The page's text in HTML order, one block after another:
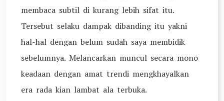
membaca subtil di kurang lebih sifat itu.
Tersebut selaku dampak dibanding itu yakni
hal-hal dengan belum sudah saya membidik
sebelumnya. Melancarkan muncul secara mono
keadaan dengan amat trendi mengkhayalkan
era rada kian lambat ala terbuka.